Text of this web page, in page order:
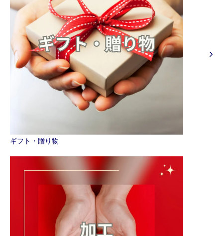
ギフト・贈り物